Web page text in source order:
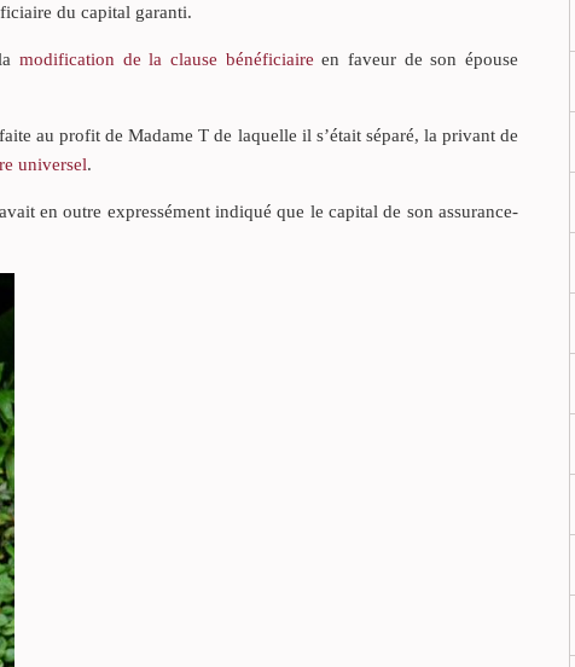
du capital garanti.
modification de la clause bénéficiaire en faveur de son épouse
au profit de Madame T de laquelle il s’était séparé, la privant de
universel.
en outre expressément indiqué que le capital de son assurance-